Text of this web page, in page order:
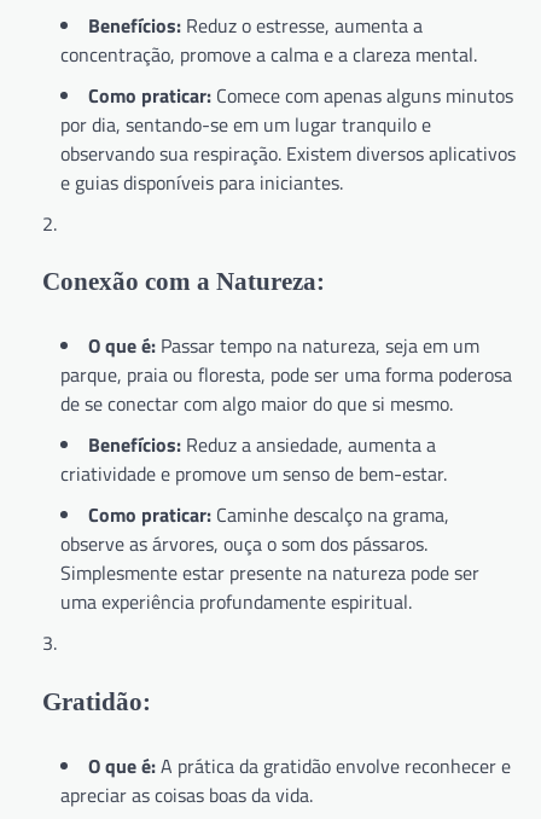
Benefícios: Reduz o estresse, aumenta a
concentração, promove a calma e a clareza mental.
Como praticar: Comece com apenas alguns minutos
por dia, sentando-se em um lugar tranquilo e
observando sua respiração. Existem diversos aplicativos
e guias disponíveis para iniciantes.
Conexão com a Natureza:
O que é: Passar tempo na natureza, seja em um
parque, praia ou floresta, pode ser uma forma poderosa
de se conectar com algo maior do que si mesmo.
Benefícios: Reduz a ansiedade, aumenta a
criatividade e promove um senso de bem-estar.
Como praticar: Caminhe descalço na grama,
observe as árvores, ouça o som dos pássaros.
Simplesmente estar presente na natureza pode ser
uma experiência profundamente espiritual.
Gratidão:
O que é:A prática da gratidão envolve reconhecer e
apreciar as coisas boas da vida.